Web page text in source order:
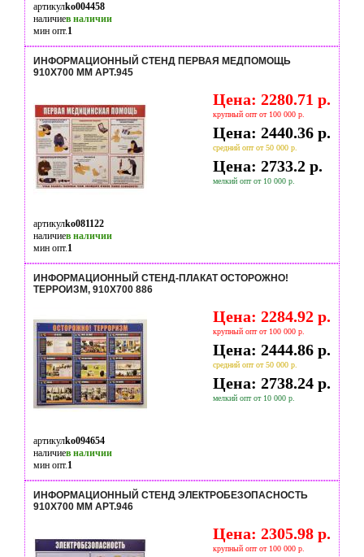
артикулko004458
наличиев наличии
мин опт.1
ИНФОРМАЦИОННЫЙ СТЕНД ПЕРВАЯ МЕДПОМОЩЬ
910Х700 ММ АРТ.945
Цена: 2280.71 р.
крупный опт от 100 000 р.
Цена: 2440.36 р.
средний опт от 50 000 р.
Цена: 2733.2 р.
мелкий опт от 10 000 р.
артикулko081122
наличиев наличии
мин опт.1
ИНФОРМАЦИОННЫЙ СТЕНД-ПЛАКАТ ОСТОРОЖНО!
ТЕРРОИЗМ, 910Х700 886
Цена: 2284.92 р.
крупный опт от 100 000 р.
Цена: 2444.86 р.
средний опт от 50 000 р.
Цена: 2738.24 р.
мелкий опт от 10 000 р.
артикулko094654
наличиев наличии
мин опт.1
ИНФОРМАЦИОННЫЙ СТЕНД ЭЛЕКТРОБЕЗОПАСНОСТЬ
910Х700 ММ АРТ.946
Цена: 2305.98 р.
крупный опт от 100 000 р.